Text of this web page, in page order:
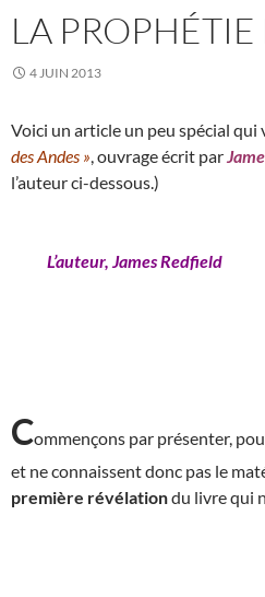
LA
4 JUIN 2013
Voici un article un peu spécial qui
des Andes » , ouvrage écrit par
l’auteur ci-dessous.)
L’auteur, James Redfield
Commençons par présenter,
et ne connaissent donc pas le
première révélationdu livre qui